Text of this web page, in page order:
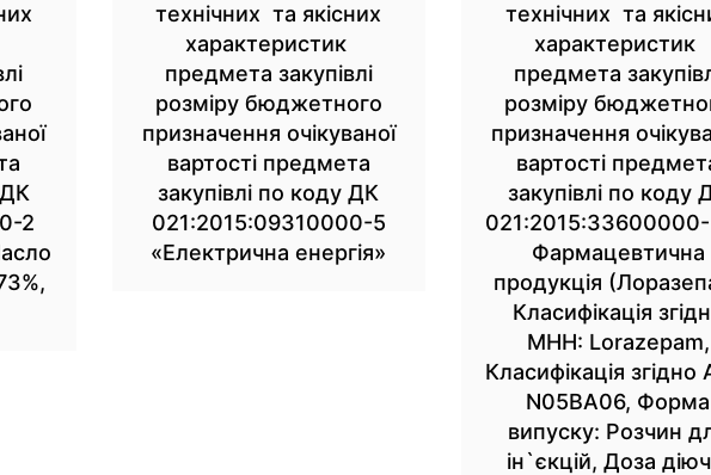
ДК
2
технічних та якісних
характеристик
предмета закупівлі
розміру бюджетного
призначення очікуваної
вартості предмета
закупівлі по коду ДК
021:2015:09310000-5
«Електрична енергія»
технічних та
характеристик
предмета
розміру
призначення
вартості
закупівлі по коду
Фармацевтична
продукція
Класифікація
МНН: Lorazepam,
Класифікація згідно
N05BA06, Форма
випуску: Розчин
ін`єкцій, Доза